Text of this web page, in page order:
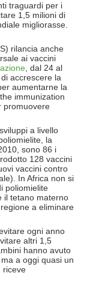
traguardi per i
1,5 milioni di
migliorasse.
rilancia anche
ai vaccini
, dal 24 al
accrescere la
aumentarne la
immunization
promuovere
a livello
la
sono 86 i
128 vaccini
vaccini contro
In Africa non si
poliomielite
il tetano materno
a eliminare
ogni anno
altri 1,5
hanno avuto
a oggi quasi un
riceve